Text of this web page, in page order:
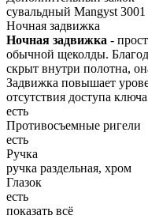
сувальдный Mangyst 3001
Ночная задвижка
Ночная задвижка -
обычной щеколды.
скрыт внутри полотна,
Задвижка повышает
отсутствия доступа
есть
Противосъемные ригели
есть
Ручка
ручка раздельная, хром
Глазок
есть
показать всё